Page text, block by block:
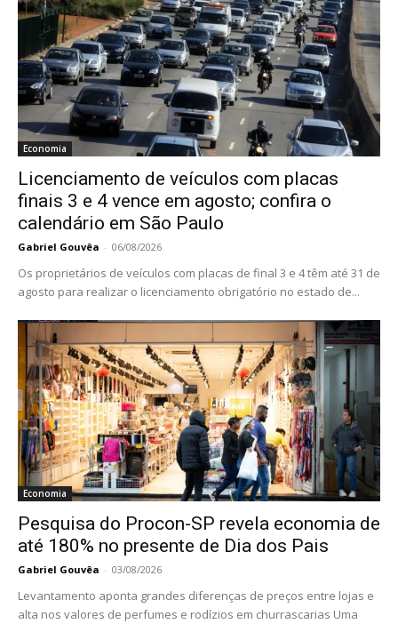
Economia
Licenciamento de veículos com placas
finais 3 e 4 vence em agosto; confira o
calendário em São Paulo
Gabriel Gouvêa - 06/08/2026
Os proprietários de veículos com placas de final 3 e 4 têm até 31 de
agosto para realizar o licenciamento obrigatório no estado de...
Economia
Pesquisa do Procon-SP revela economia de
até 180% no presente de Dia dos Pais
Gabriel Gouvêa - 03/08/2026
Levantamento aponta grandes diferenças de preços entre lojas e
alta nos valores de perfumes e rodízios em churrascarias Uma